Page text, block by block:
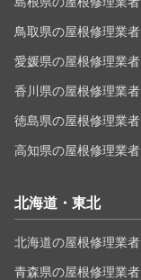
鳥取県の屋根修理業者
愛媛県の屋根修理業者
香川県の屋根修理業者
徳島県の屋根修理業者
高知県の屋根修理業者
北海道・東北
北海道の屋根修理業者
青森県の屋根修理業者